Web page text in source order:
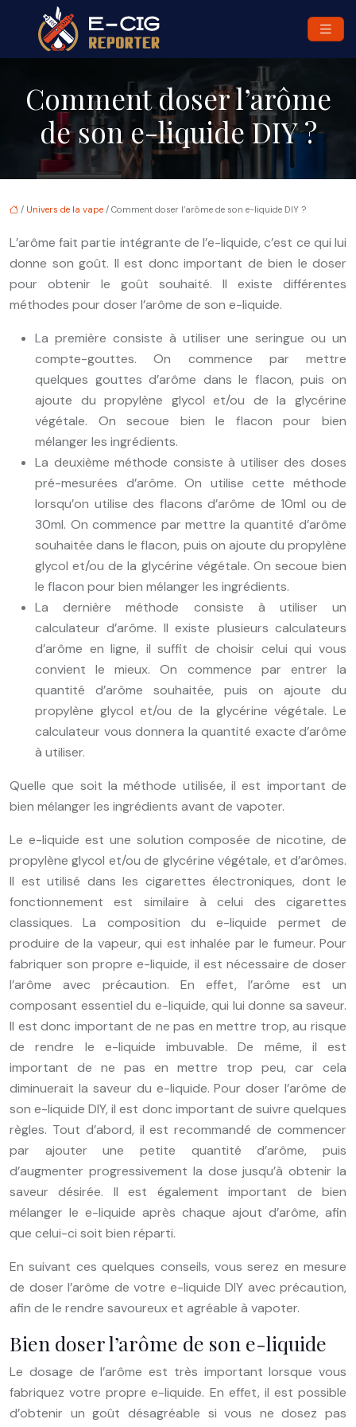
Comment doser l’arôme
de son e-liquide DIY ?
/ Univers de la vape / Comment doser l’arôme de son e-liquide DIY ?
L’arôme fait partie intégrante de l’e-liquide, c’est ce qui lui
donne son goût. Il est donc important de bien le doser
pour obtenir le goût souhaité. Il existe différentes
méthodes pour doser l’arôme de son e-liquide.
La première consiste à utiliser une seringue ou un
compte-gouttes. On commence par mettre
quelques gouttes d’arôme dans le flacon, puis on
ajoute du propylène glycol et/ou de la glycérine
végétale. On secoue bien le flacon pour bien
mélanger les ingrédients.
La deuxième méthode consiste à utiliser des doses
pré-mesurées d’arôme. On utilise cette méthode
lorsqu’on utilise des flacons d’arôme de 10ml ou de
30ml. On commence par mettre la quantité d’arôme
souhaitée dans le flacon, puis on ajoute du propylène
glycol et/ou de la glycérine végétale. On secoue bien
le flacon pour bien mélanger les ingrédients.
La dernière méthode consiste à utiliser un
calculateur d’arôme. Il existe plusieurs calculateurs
d’arôme en ligne, il suffit de choisir celui qui vous
convient le mieux. On commence par entrer la
quantité d’arôme souhaitée, puis on ajoute du
propylène glycol et/ou de la glycérine végétale. Le
calculateur vous donnera la quantité exacte d’arôme
à utiliser.
Quelle que soit la méthode utilisée, il est important de
bien mélanger les ingrédients avant de vapoter.
Le e-liquide est une solution composée de nicotine, de
propylène glycol et/ou de glycérine végétale, et d’arômes.
Il est utilisé dans les cigarettes électroniques, dont le
fonctionnement est similaire à celui des cigarettes
classiques. La composition du e-liquide permet de
produire de la vapeur, qui est inhalée par le fumeur. Pour
fabriquer son propre e-liquide, il est nécessaire de doser
l’arôme avec précaution. En effet, l’arôme est un
composant essentiel du e-liquide, qui lui donne sa saveur.
Il est donc important de ne pas en mettre trop, au risque
de rendre le e-liquide imbuvable. De même, il est
important de ne pas en mettre trop peu, car cela
diminuerait la saveur du e-liquide. Pour doser l’arôme de
son e-liquide DIY, il est donc important de suivre quelques
règles. Tout d’abord, il est recommandé de commencer
par ajouter une petite quantité d’arôme, puis
d’augmenter progressivement la dose jusqu’à obtenir la
saveur désirée. Il est également important de bien
mélanger le e-liquide après chaque ajout d’arôme, afin
que celui-ci soit bien réparti.
En suivant ces quelques conseils, vous serez en mesure
de doser l’arôme de votre e-liquide DIY avec précaution,
afin de le rendre savoureux et agréable à vapoter.
Bien doser l’arôme de son e-liquide
Le dosage de l’arôme est très important lorsque vous
fabriquez votre propre e-liquide. En effet, il est possible
d’obtenir un goût désagréable si vous ne dosez pas